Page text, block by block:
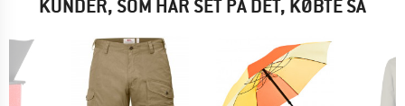
KUNDER, SOM HAR SET PÅ DET, KØBTE SÅ